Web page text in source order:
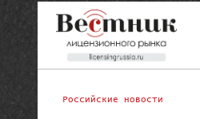
Российские новости